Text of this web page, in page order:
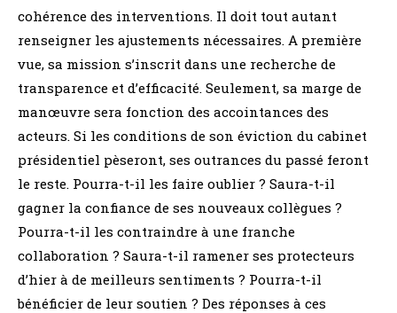
cohérence des interventions. Il doit tout autant
renseigner les ajustements nécessaires. A première
vue, sa mission s’inscrit dans une recherche de
transparence et d’efficacité. Seulement, sa marge de
manœuvre sera fonction des accointances des
acteurs. Si les conditions de son éviction du cabinet
présidentiel pèseront, ses outrances du passé feront
le reste. Pourra-t-il les faire oublier ? Saura-t-il
gagner la confiance de ses nouveaux collègues ?
Pourra-t-il les contraindre à une franche
collaboration ? Saura-t-il ramener ses protecteurs
d’hier à de meilleurs sentiments ? Pourra-t-il
bénéficier de leur soutien ? Des réponses à ces